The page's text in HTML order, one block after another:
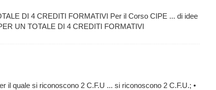
DI 4 CREDITI FORMATIVI Per il Corso CIPE ... di idee
UN TOTALE DI 4 CREDITI FORMATIVI
il quale si riconoscono 2 C.F.U ... si riconoscono 2 C.F.U.; •